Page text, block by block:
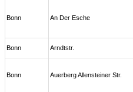
Bonn An Der Esche
Bonn Arndtstr.
Bonn Auerberg Allensteiner Str.